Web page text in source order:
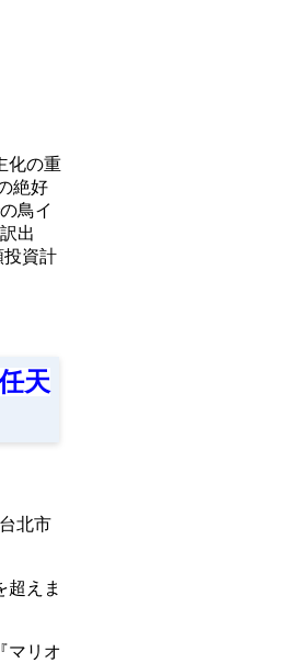
化の重
絶好
鳥イ
出
投資計
天
北市
超えま
マリオ